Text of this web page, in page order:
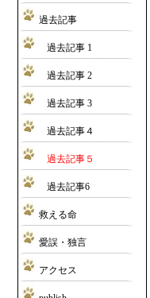
過去記事
過去記事 1
過去記事 2
過去記事 3
過去記事４
過去記事５
過去記事6
救える命
愛誤・独言
アクセス